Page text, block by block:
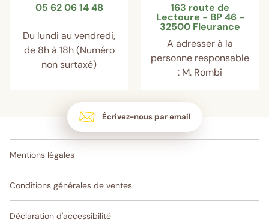
05 62 06 14 48
Du lundi au vendredi,
de 8h à 18h (Numéro
non surtaxé)
163 route de
Lectoure - BP 46 -
32500 Fleurance
A adresser à la
personne responsable
: M. Rombi
Écrivez-nous par email
Mentions légales
Conditions générales de ventes
Déclaration d'accessibilité